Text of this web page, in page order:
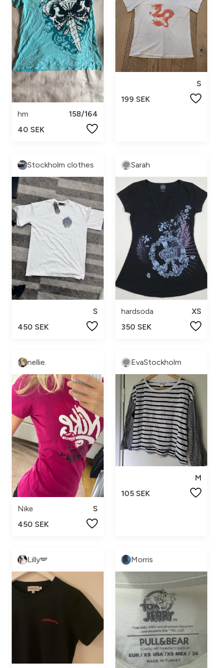
hm
158/164
40 SEK
S
199 SEK
Stockholm clothes
S
450 SEK
Sarah
hardsoda
XS
350 SEK
nellie.
Nike
S
450 SEK
EvaStockholm
M
105 SEK
Lilly🪽 Morris